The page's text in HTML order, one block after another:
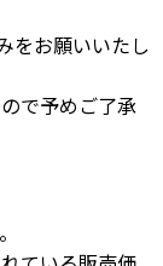
をお願いいたし
で予めご了承